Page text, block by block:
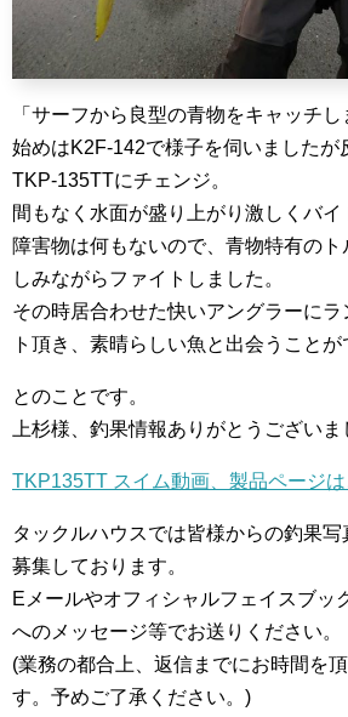
「サーフから良型の青物をキャッチし
始めはK2F-142で様子を伺いましたが
TKP-135TTにチェンジ。
間もなく水面が盛り上がり激しくバイ
障害物は何もないので、青物特有の
しみながらファイトしました。
その時居合わせた快いアングラーに
ト頂き、素晴らしい魚と出会うことが
とのことです。
上杉様、釣果情報ありがとうございま
TKP135TT スイム動画、製品ページは
タックルハウスでは皆様からの釣果
募集しております。
Eメールやオフィシャルフェイスブッ
へのメッセージ等でお送りください。
(業務の都合上、返信までにお時間を
す。予めご了承ください。)